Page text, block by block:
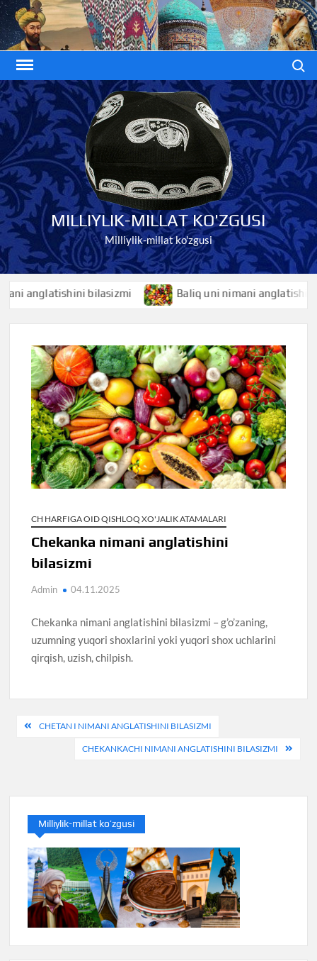
Skip
to
content
MILLIYLIK-MILLAT KO'ZGUSI
Milliylik-millat ko'zgusi
bilasizmi Baliq uni nimani anglatishini
CH HARFIGA OID QISHLOQ XO'JALIK ATAMALARI
Chekanka nimani anglatishini
bilasizmi
Admin 04.11.2025
Chekanka nimani anglatishini bilasizmi – g’o’zaning,
uzumning yuqori shoxlarini yoki yuqori shox uchlarini
qirqish, uzish, chilpish.
Post
menyusi
CHETAN I NIMANI ANGLATISHINI BILASIZMI
CHEKANKACHI NIMANI ANGLATISHINI BILASIZMI
Milliylik-millat ko’zgusi